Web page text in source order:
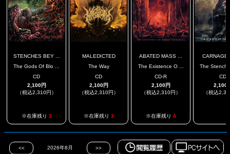
STENCHES BEY ...
The Gods Of Blo ...
CD
2,100円
（税込2,310円）
※在庫残り 3
MALEDICTED
The Way
CD
2,100円
（税込2,310円）
※在庫残り 3
ABATED MASS ...
The Existence O ...
CD-R
2,100円
（税込2,310円）
※在庫残り 4
CARNAGE
The Stench
CD
2,100
（税込